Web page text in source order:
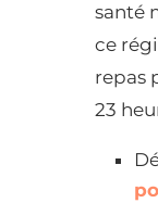
santé
ce
repas
23